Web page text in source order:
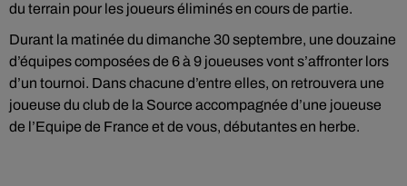
du terrain pour les joueurs éliminés en cours de partie.
Durant la matinée du dimanche 30 septembre, une douzaine
d’équipes composées de 6 à 9 joueuses vont s’affronter lors
d’un tournoi. Dans chacune d’entre elles, on retrouvera une
joueuse du club de la Source accompagnée d’une joueuse
de l’Equipe de France et de vous, débutantes en herbe.